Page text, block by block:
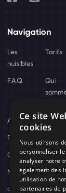
Navigation
Les
nuisibles
Tarifs
F.A.Q
Qui
Actus
Recrutement
Contact
Nos techniciens
campagne-
Ce site
cookies
Nous utilisons
personnaliser
analyser notre
également des
utilisation de
partenaires de